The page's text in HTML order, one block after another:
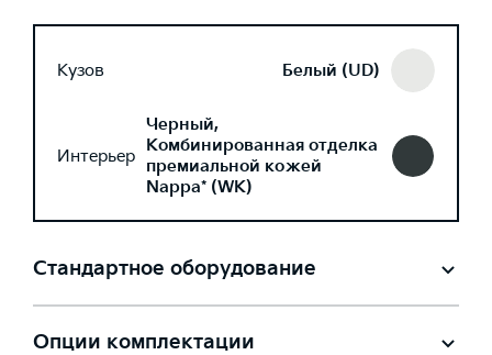
Кузов Белый (UD)
Интерьер
Черный,
Комбинированная отделка
премиальной кожей
Nappa* (WK)
Стандартное оборудование
Опции комплектации